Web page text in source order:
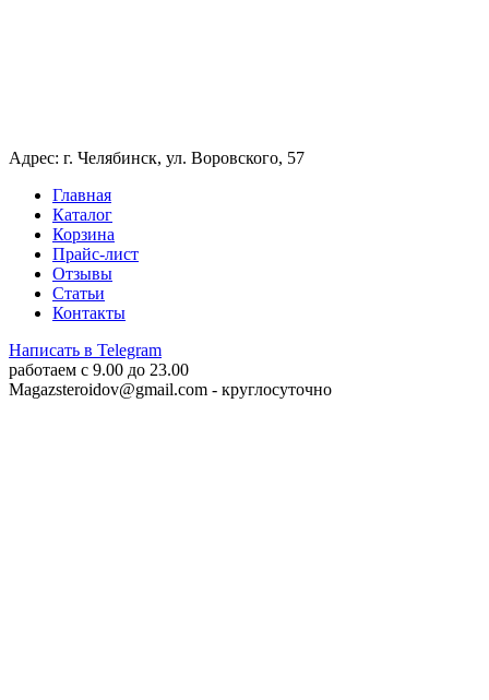
Адрес: г. Челябинск, ул. Воровского, 57
Главная
Каталог
Корзина
Прайс-лист
Отзывы
Статьи
Контакты
Написать в Telegram
работаем c 9.00 до 23.00
Magazsteroidov@gmail.com - круглосуточно